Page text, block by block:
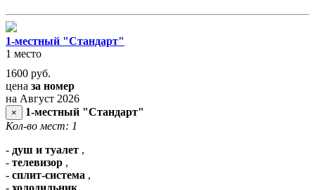
1-местный "Стандарт"
1 место
1600 руб.
цена за номер
на Август 2026
×
1-местный "Стандарт"
Кол-во мест: 1
- душ и туалет ,
- телевизор ,
- сплит-система ,
- холодильник .